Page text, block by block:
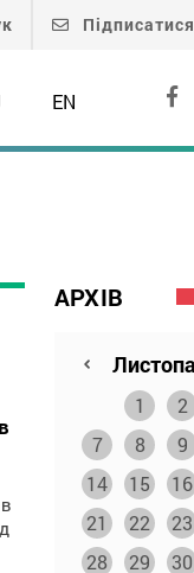
Підписатися
EN
АРХІВ
1 2
7
8 9
14
15 16
21
22 23
28
29 30